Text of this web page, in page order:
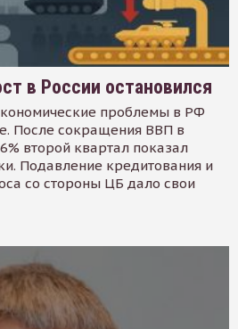
в России остановился
проблемы в РФ
После сокращения ВВП в
второй квартал показал
Подавление кредитования и
со стороны ЦБ дало свои